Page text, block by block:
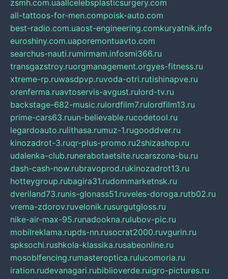
zsmh.com.uaallcelebsplasticsurgery.com
all-tattoos-for-men.compoisk-auto.com
best-radio.com.uaost-engineering.comkuryatnik.info
euroshiny.com.uaporemontuavto.com
searchus-nauti.rumirmam.infosmi366.ru
transgazstroy.ruorgmanagement.orgyes-fitness.ru
xtreme-rp.ruwasdpvp.ruvoda-otri.rutishinapve.ru
orenferma.ruavtoservis-avgust.rulord-tv.ru
backstage-682-music.rulordfilm7.rulordfilm13.ru
prime-cars63.ruun-believable.rucodetool.ru
legardoauto.rulithasa.rumuz-1.rugooddver.ru
kinozadrot-3.ruqr-plus-promo.ru2shizashop.ru
udalenka-club.runerabotaetsite.rucarszona-bu.ru
dash-cash-now.rubravoprod.rukinozadrot13.ru
hotteygroup.rubagira31.rudommarketnsk.ru
dveriland73.runis-glonass51.ruveles-doroga.rutb02.ru
vrema-zdorov.ruvelonik.rusurgutgloss.ru
nike-air-max-95.runadookna.rulubov-pic.ru
mobilreklama.rupds-nn.rusocrat2000.ruvgurin.ru
spksochi.rushkola-klassika.rusabeonline.ru
mosoblfencing.rumasteroptica.rulucomoria.ru
iration.rudevanagari.rubiblioverde.ruigro-pictures.ru